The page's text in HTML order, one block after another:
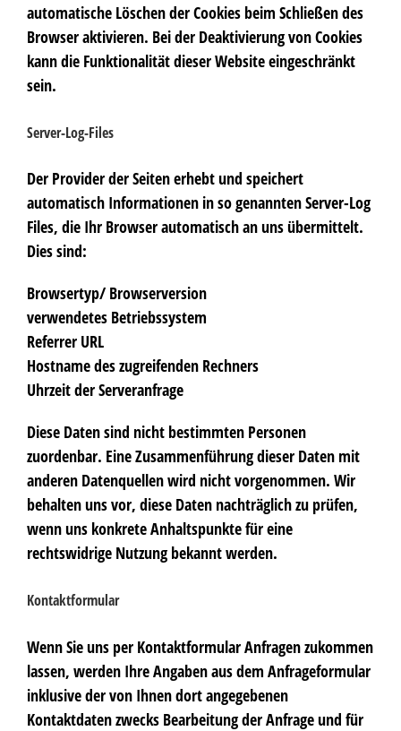
automatische Löschen der Cookies beim Schließen des
Browser aktivieren. Bei der Deaktivierung von Cookies
kann die Funktionalität dieser Website eingeschränkt
sein.
Server-Log-Files
Der Provider der Seiten erhebt und speichert
automatisch Informationen in so genannten Server-Log
Files, die Ihr Browser automatisch an uns übermittelt.
Dies sind:
Browsertyp/ Browserversion
verwendetes Betriebssystem
Referrer URL
Hostname des zugreifenden Rechners
Uhrzeit der Serveranfrage
Diese Daten sind nicht bestimmten Personen
zuordenbar. Eine Zusammenführung dieser Daten mit
anderen Datenquellen wird nicht vorgenommen. Wir
behalten uns vor, diese Daten nachträglich zu prüfen,
wenn uns konkrete Anhaltspunkte für eine
rechtswidrige Nutzung bekannt werden.
Kontaktformular
Wenn Sie uns per Kontaktformular Anfragen zukommen
lassen, werden Ihre Angaben aus dem Anfrageformular
inklusive der von Ihnen dort angegebenen
Kontaktdaten zwecks Bearbeitung der Anfrage und für